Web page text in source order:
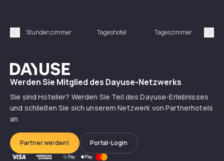
Précédent
Stundenzimmer Tageshotel Tageszimmer
Dayuse
Werden Sie Mitglied des Dayuse-Netzwerks
Sie sind Hotelier? Werden Sie Teil des Dayuse-Erlebnisses
und schließen Sie sich unserem Netzwerk von Partnerhotels
an
Partner werden! Portal-Login